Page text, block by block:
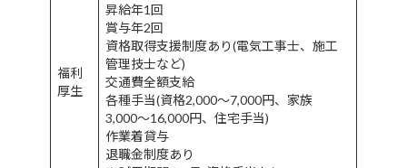
福利
厚生
昇給年1回
賞与年2回
資格取得支援制度あり(電気工事士、施工
管理技士など)
交通費全額支給
各種手当(資格2,000〜7,000円、家族
3,000〜16,000円、住宅手当)
作業着貸与
退職金制度あり